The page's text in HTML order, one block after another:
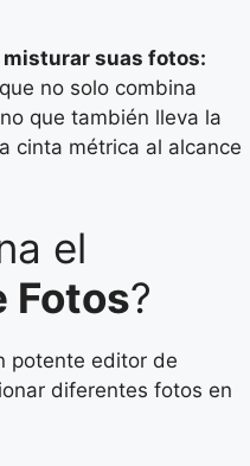
misturar suas fotos:
no solo combina
que también lleva la
cinta métrica al alcance
el
Fotos?
potente editor de
diferentes fotos en